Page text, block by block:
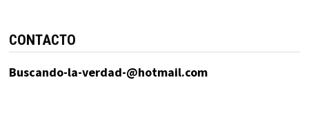
CONTACTO
Buscando-la-verdad-@hotmail.com